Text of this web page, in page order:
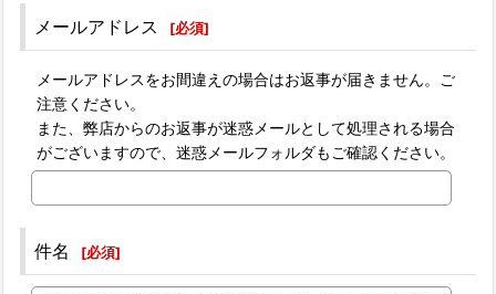
メールアドレス [必須]
メールアドレスをお間違えの場合はお返事が届きません。ご
注意ください。
また、弊店からのお返事が迷惑メールとして処理される場合
がございますので、迷惑メールフォルダもご確認ください。
件名 [必須]